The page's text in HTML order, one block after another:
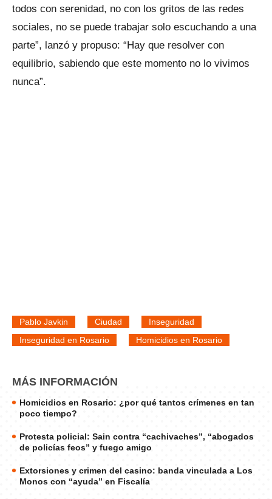
todos con serenidad, no con los gritos de las redes
sociales, no se puede trabajar solo escuchando a una
parte”, lanzó y propuso: “Hay que resolver con
equilibrio, sabiendo que este momento no lo vivimos
nunca”.
Pablo Javkin Ciudad
Inseguridad
Inseguridad en Rosario
Homicidios en Rosario
MÁS INFORMACIÓN
Homicidios en Rosario: ¿por qué tantos crímenes en tan
poco tiempo?
Protesta policial: Sain contra “cachivaches”, “abogados
de policías feos” y fuego amigo
Extorsiones y crimen del casino: banda vinculada a Los
Monos con “ayuda” en Fiscalía